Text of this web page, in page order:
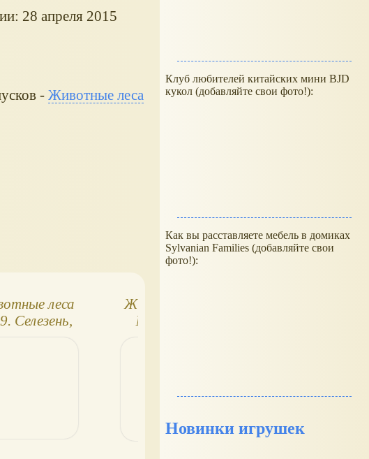
28 апреля 2015
- Животные леса
леса
Селезень,
Животные леса
№25. Утка,
Клуб любителей китайских мини BJD
кукол (добавляйте свои фото!):
Как вы расставляете мебель в домиках
Sylvanian Families (добавляйте свои
фото!):
Новинки игрушек